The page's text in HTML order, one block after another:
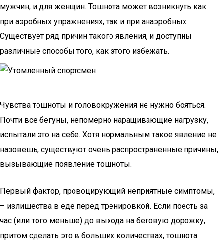
мужчин, и для женщин. Тошнота может возникнуть как
при аэробных упражнениях, так и при анаэробных.
Существует ряд причин такого явления, и доступны
различные способы того, как этого избежать.
Чувства тошноты и головокружения не нужно бояться.
Почти все бегуны, непомерно наращивающие нагрузку,
испытали это на себе. Хотя нормальным такое явление не
назовешь, существуют очень распространенные причины,
вызывающие появление тошноты.
Первый фактор, провоцирующий неприятные симптомы,
– излишества в еде перед тренировкой. Если поесть за
час (или того меньше) до выхода на беговую дорожку,
притом сделать это в больших количествах, тошнота